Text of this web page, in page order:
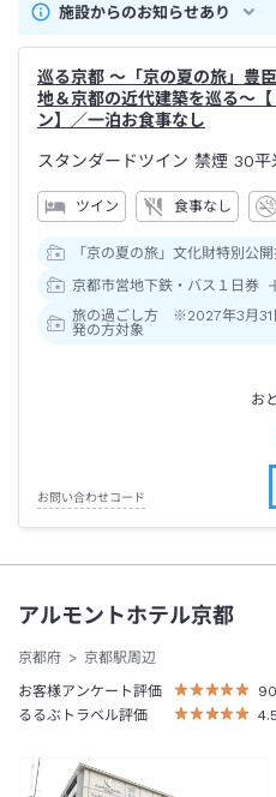
施設からのお知らせあり
巡る京都 ～「京の夏の旅」豊
地＆京都の近代建築を巡る～
ン】／一泊お食事なし
スタンダードツイン 禁煙 30平
ツイン 食事なし
「京の夏の旅」文化財特別公
京都市営地下鉄・バス１日券
旅の過ごし方 ※2027年3月31
発の方対象
お
お問い合わせコード
アルモントホテル京都
京都府
京都駅周辺
お客様アンケート評価
90
るるぶトラベル評価
4.5